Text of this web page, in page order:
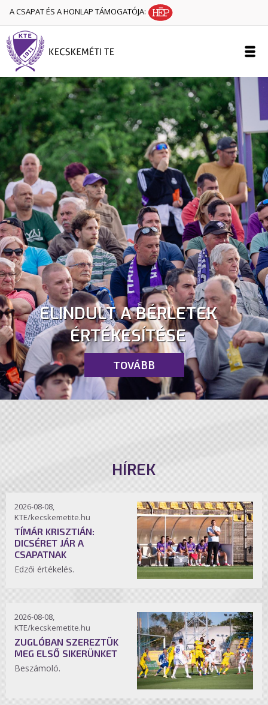
A CSAPAT ÉS A HONLAP TÁMOGATÓJA:
ELINDULT A BÉRLETEK
ÉRTÉKESÍTÉSE
TOVÁBB
HÍREK
2026-08-08,
KTE/kecskemetite.hu
TÍMÁR KRISZTIÁN:
DICSÉRET JÁR A
CSAPATNAK
Edzői értékelés.
2026-08-08,
KTE/kecskemetite.hu
ZUGLÓBAN SZEREZTÜK
MEG ELSŐ SIKERÜNKET
Beszámoló.